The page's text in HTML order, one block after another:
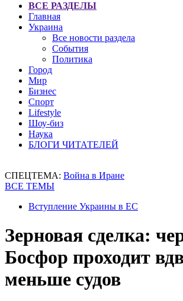
ВСЕ РАЗДЕЛЫ
Главная
Украина
Все новости раздела
События
Политика
Город
Мир
Бизнес
Спорт
Lifestyle
Шоу-биз
Наука
БЛОГИ ЧИТАТЕЛЕЙ
СПЕЦТЕМА: Война в Иране
ВСЕ ТЕМЫ
Вступление Украины в ЕС
Зерновая сделка:
Босфор проходит
меньше судов